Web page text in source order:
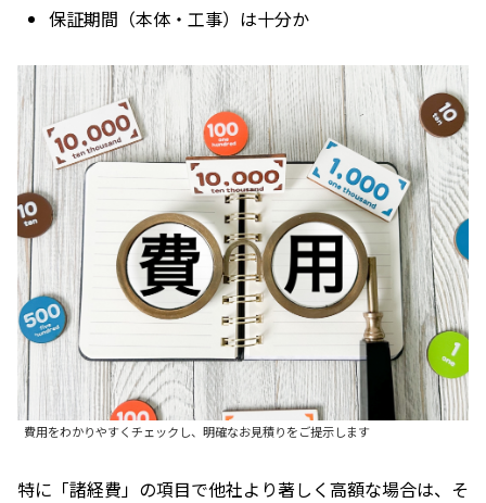
保証期間（本体・工事）は十分か
費用をわかりやすくチェックし、明確なお見積りをご提示します
特に「諸経費」の項目で他社より著しく高額な場合は、そ